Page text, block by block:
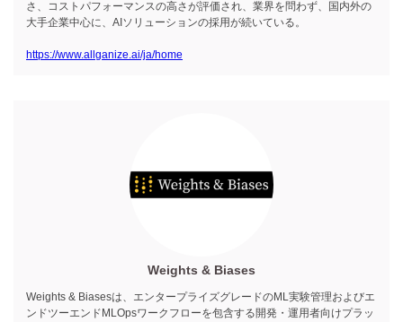
さ、コストパフォーマンスの高さが評価され、業界を問わず、国内外の
大手企業中心に、AIソリューションの採用が続いている。
https://www.allganize.ai/ja/home
Weights & Biases
Weights & Biasesは、エンタープライズグレードのML実験管理およびエ
ンドツーエンドMLOpsワークフローを包含する開発・運用者向けプラッ